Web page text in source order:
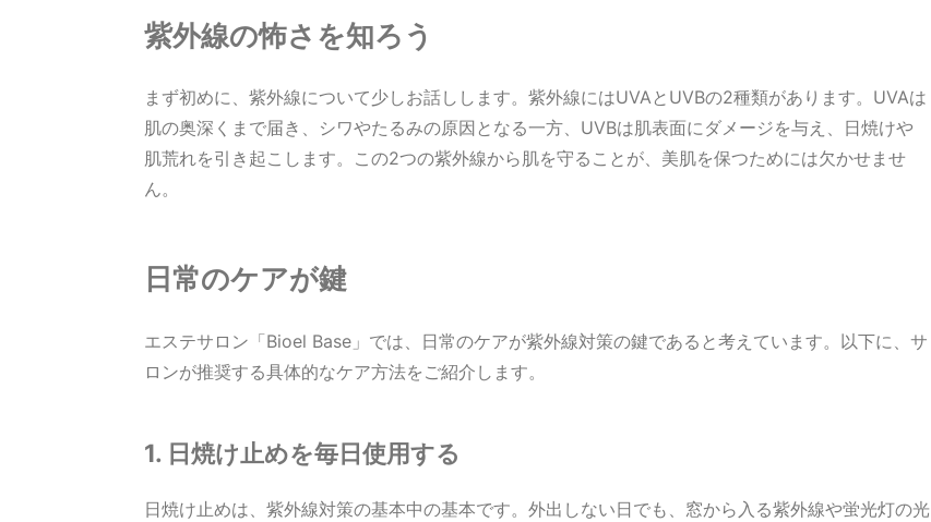
紫外線の怖さを知ろう
まず初めに、紫外線について少しお話しします。紫外線にはUVAとUVBの2種類があります。UVAは
肌の奥深くまで届き、シワやたるみの原因となる一方、UVBは肌表面にダメージを与え、日焼けや
肌荒れを引き起こします。この2つの紫外線から肌を守ることが、美肌を保つためには欠かせませ
ん。
日常のケアが鍵
エステサロン「Bioel Base」では、日常のケアが紫外線対策の鍵であると考えています。以下に、サ
ロンが推奨する具体的なケア方法をご紹介します。
1. 日焼け止めを毎日使用する
日焼け止めは、紫外線対策の基本中の基本です。外出しない日でも、窓から入る紫外線や蛍光灯の光